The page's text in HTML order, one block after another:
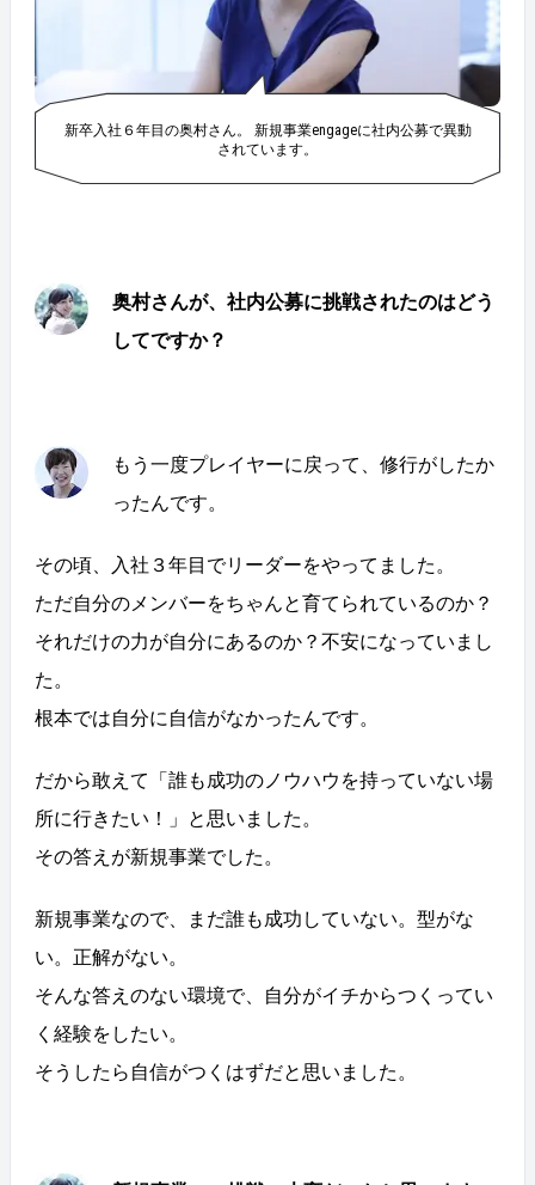
新卒入社６年目の奥村さん。 新規事業engageに社内公募で異動
されています。
奥村さんが、社内公募に挑戦されたのはどう
してですか？
もう一度プレイヤーに戻って、修行がしたか
ったんです。
その頃、入社３年目でリーダーをやってました。
ただ自分のメンバーをちゃんと育てられているのか？
それだけの力が自分にあるのか？不安になっていまし
た。
根本では自分に自信がなかったんです。
だから敢えて「誰も成功のノウハウを持っていない場
所に行きたい！」と思いました。
その答えが新規事業でした。
新規事業なので、まだ誰も成功していない。型がな
い。正解がない。
そんな答えのない環境で、自分がイチからつくってい
く経験をしたい。
そうしたら自信がつくはずだと思いました。